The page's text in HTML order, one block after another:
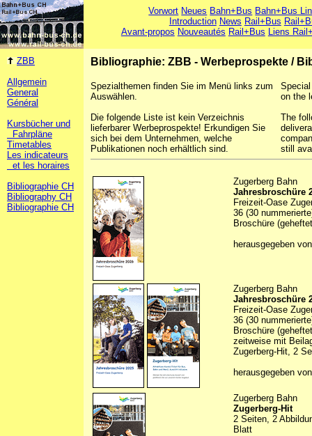
Vorwort Neues Bahn+Bus Bahn+Bus
Introduction News Rail+Bus
Avant-propos Nouveautés Rail+Bus Liens
ZBB
Allgemein
General
Général
Kursbücher und
Fahrpläne
Timetables
Les indicateurs
et les horaires
Bibliographie CH
Bibliography CH
Bibliographie CH
Bibliographie: ZBB - Werbeprospekte /
Spezialthemen finden Sie im Menü links zum
Auswählen.
Die folgende Liste ist kein Verzeichnis
lieferbarer Werbeprospekte! Erkundigen Sie
sich bei dem Unternehmen, welche
Publikationen noch erhältlich sind.
on the
The
still
Zugerberg Bahn
Jahresbroschüre
Freizeit-Oase
36 (30
Broschüre
herausgegeben
Zugerberg Bahn
Jahresbroschüre
Freizeit-Oase
36 (30
Broschüre
zeitweise mit
Zugerberg-Hit, 2
herausgegeben
Zugerberg Bahn
Zugerberg-Hit
2 Seiten, 2
Blatt